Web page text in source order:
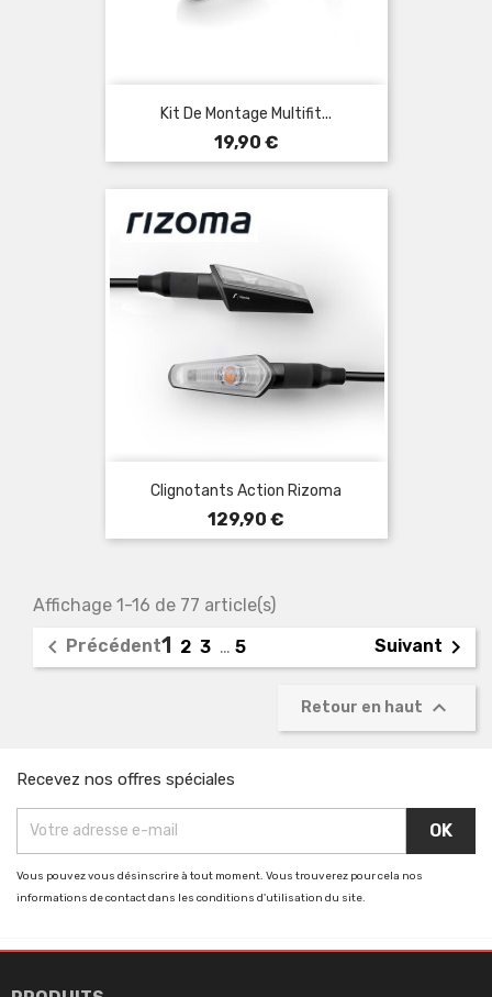
Kit De Montage Multifit...
Prix
19,90 €
Clignotants Action Rizoma
Prix
129,90 €
Affichage 1-16 de 77 article(s)
 Précédent1 2 3 … 5 Suivant 
Retour en haut 
Recevez nos offres spéciales
Vous pouvez vous désinscrire à tout moment. Vous trouverez pour cela nos
informations de contact dans les conditions d'utilisation du site.